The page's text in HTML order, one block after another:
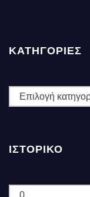
ΚΑΤΗΓΟΡΙΕΣ
ΚΑΤΗΓΟΡΙΕΣ
ΙΣΤΟΡΙΚΌ
Ιστορικό